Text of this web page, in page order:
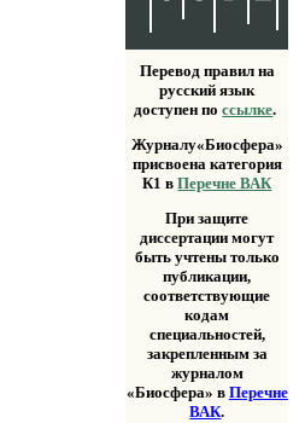
Перевод правил на
русский язык
доступен поссылке.
Журналу«Биосфера»
присвоена категория
К1 вПеречне ВАК
При защите
диссертации могут
быть учтены только
публикации,
соответствующие
кодам
специальностей,
закрепленным за
журналом
«Биосфера» в Перечне
ВАК.